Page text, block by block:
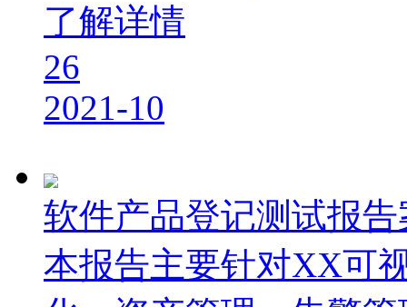
了解详情
26
2021-10
软件产品登记测试报告
本报告主要针对XX可